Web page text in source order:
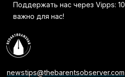
Поддержать нас через Vipps:
важно для нас!
newstips@thebarentsobserver.com